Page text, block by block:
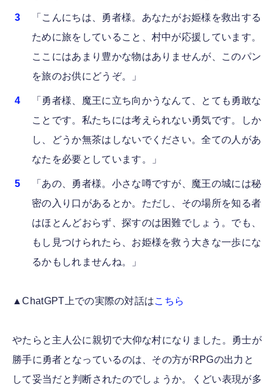
「こんにちは、勇者様。あなたがお姫様を救出する
ために旅をしていること、村中が応援しています。
ここにはあまり豊かな物はありませんが、このパン
を旅のお供にどうぞ。」
「勇者様、魔王に立ち向かうなんて、とても勇敢な
ことです。私たちには考えられない勇気です。しか
し、どうか無茶はしないでください。全ての人があ
なたを必要としています。」
「あの、勇者様。小さな噂ですが、魔王の城には秘
密の入り口があるとか。ただし、その場所を知る者
はほとんどおらず、探すのは困難でしょう。でも、
もし見つけられたら、お姫様を救う大きな一歩にな
るかもしれませんね。」
▲ChatGPT上での実際の対話はこちら
やたらと主人公に親切で大仰な村になりました。勇士が
勝手に勇者となっているのは、その方がRPGの出力と
して妥当だと判断されたのでしょうか。くどい表現が多